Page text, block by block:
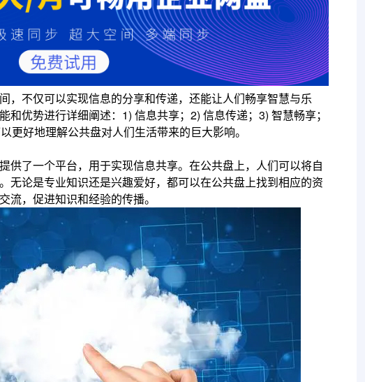
，不仅可以实现信息的分享和传递，还能让人们畅享智慧与乐
和优势进行详细阐述：1) 信息共享；2) 信息传递；3) 智慧畅享；
更好地理解公共盘对人们生活带来的巨大影响。
供了一个平台，用于实现信息共享。在公共盘上，人们可以将自
无论是专业知识还是兴趣爱好，都可以在公共盘上找到相应的资
流，促进知识和经验的传播。